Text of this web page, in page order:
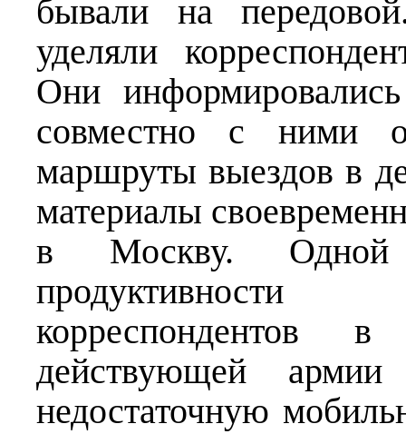
бывали на
уделяли
Они
совместно с ними
маршруты выездов в
материалы
в Москву.
корреспондентов
действующей армии
недостаточную